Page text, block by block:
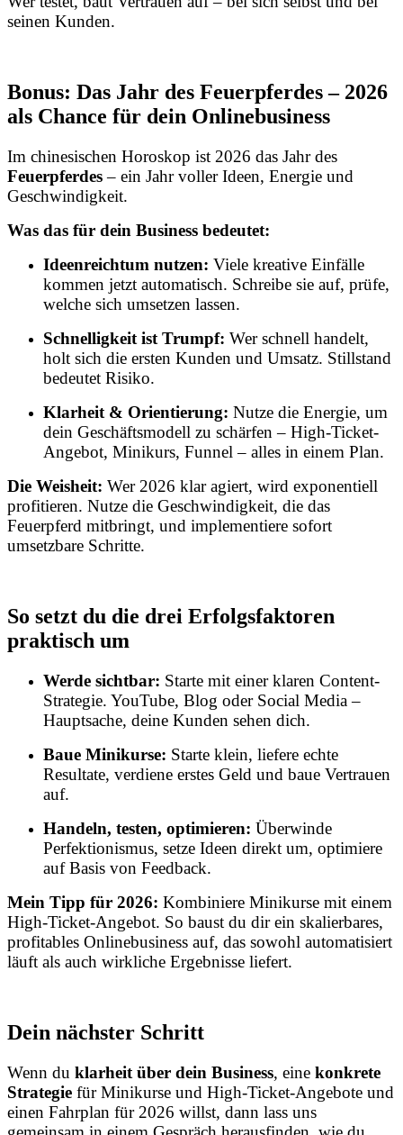
seinen Kunden.
Bonus: Das Jahr des Feuerpferdes – 2026
als Chance für dein Onlinebusiness
Im chinesischen Horoskop ist 2026 das Jahr des
Feuerpferdes– ein Jahr voller Ideen, Energie und
Geschwindigkeit.
Was das für dein Business bedeutet:
Ideenreichtum nutzen: Viele kreative Einfälle
kommen jetzt automatisch. Schreibe sie auf, prüfe,
welche sich umsetzen lassen.
Schnelligkeit ist Trumpf: Wer schnell handelt,
holt sich die ersten Kunden und Umsatz. Stillstand
bedeutet Risiko.
Klarheit & Orientierung: Nutze die Energie, um
dein Geschäftsmodell zu schärfen – High-Ticket-
Angebot, Minikurs, Funnel – alles in einem Plan.
Die Weisheit: Wer 2026 klar agiert, wird exponentiell
profitieren. Nutze die Geschwindigkeit, die das
Feuerpferd mitbringt, und implementiere sofort
umsetzbare Schritte.
So setzt du die drei Erfolgsfaktoren
praktisch um
Werde sichtbar: Starte mit einer klaren Content-
Strategie. YouTube, Blog oder Social Media –
Hauptsache, deine Kunden sehen dich.
Baue Minikurse: Starte klein, liefere echte
Resultate, verdiene erstes Geld und baue Vertrauen
auf.
Handeln, testen, optimieren: Überwinde
Perfektionismus, setze Ideen direkt um, optimiere
auf Basis von Feedback.
Mein Tipp für 2026: Kombiniere Minikurse mit einem
High-Ticket-Angebot. So baust du dir ein skalierbares,
profitables Onlinebusiness auf, das sowohl automatisiert
läuft als auch wirkliche Ergebnisse liefert.
Dein nächster Schritt
Wenn du klarheit über dein Business, eine konkrete
Strategie für Minikurse und High-Ticket-Angebote und
einen Fahrplan für 2026 willst, dann lass uns